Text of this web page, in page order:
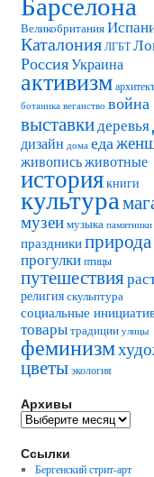
Великобритания
Каталония ЛГБТ
РоссияУкраина
активизм
ботаника веганство война
выставкидеревья
дизайн дома еда
живописьживотные
историякниги
культура
музеимузыка памятники
праздникиприрода
прогулкиптицы
путешествия
религияскульптура
социальные
товарытрадиции улицы
феминизм
цветы экология
Архивы
Архивы
Ссылки
Бергенский стрит-арт